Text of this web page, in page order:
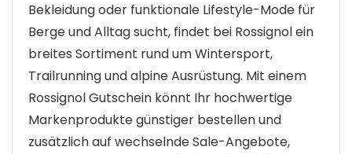
Bekleidung oder funktionale Lifestyle-Mode für
Berge und Alltag sucht, findet bei Rossignol ein
breites Sortiment rund um Wintersport,
Trailrunning und alpine Ausrüstung. Mit einem
Rossignol Gutschein könnt Ihr hochwertige
Markenprodukte günstiger bestellen und
zusätzlich auf wechselnde Sale-Angebote,